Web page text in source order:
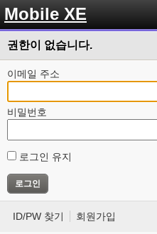
Mobile XE
권한이 없습니다.
이메일 주소
비밀번호
로그인 유지
ID/PW 찾기 회원가입